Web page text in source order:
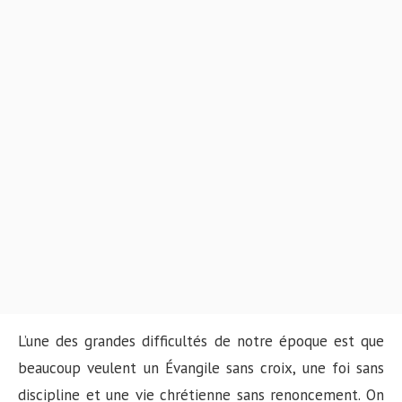
L’une des grandes difficultés de notre époque est que
beaucoup veulent un Évangile sans croix, une foi sans
discipline et une vie chrétienne sans renoncement. On